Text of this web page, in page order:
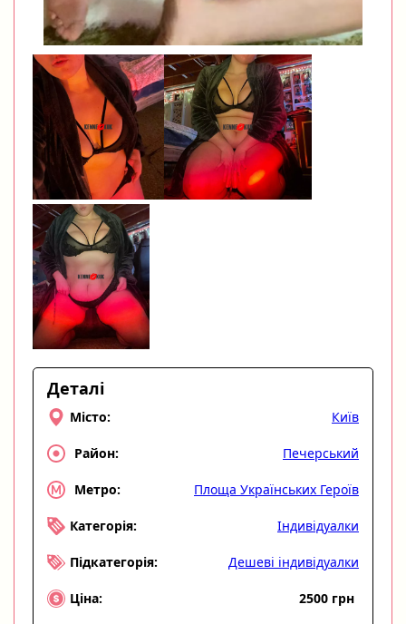
Деталі
Місто: Київ
Район: Печерський
Метро: Площа Українських Героїв
Категорія: Індивідуалки
Підкатегорія: Дешеві індивідуалки
Ціна: 2500 грн